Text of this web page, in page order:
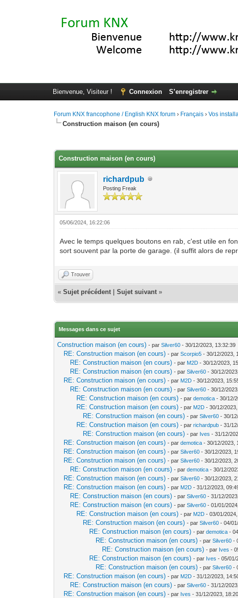
Bienvenue, Visiteur ! Connexion S’enregistrer
Forum KNX francophone / English KNX forum › Français ›Vos
Construction maison (en cours)
Construction maison (en cours)
richardpub
Posting Freak
05/06/2024, 16:22:06
Avec le temps quelques boutons en rab, c'est utile en
sort souvent par la porte de garage. (il suffit alors de
Trouver
«Sujet précédent |Sujet suivant »
Messages dans ce sujet
Construction maison (en cours) - parSilver60 - 30/12/2023, 13:32:39
RE: Construction maison (en cours) - parScorpio5 - 30/12/2023,
RE: Construction maison (en cours) - par M2D - 30/12/2023,
RE: Construction maison (en cours) - parSilver60 - 30/12/
RE: Construction maison (en cours) - par M2D - 30/12/2023,
RE: Construction maison (en cours) - parSilver60 - 30/12/
RE: Construction maison (en cours) - pardemotica - 30/12/
RE: Construction maison (en cours) - par M2D - 30/12/
RE: Construction maison (en cours) - parSilver60 - 30/
RE: Construction maison (en cours) - parrichardpub - 31/
RE: Construction maison (en cours) - par Ives - 31/12/
RE: Construction maison (en cours) - pardemotica - 30/12/2023,
RE: Construction maison (en cours) - parSilver60 - 30/12/2023,
RE: Construction maison (en cours) - parSilver60 - 30/12/2023,
RE: Construction maison (en cours) - pardemotica - 30/12/
RE: Construction maison (en cours) - parSilver60 - 30/12/2023,
RE: Construction maison (en cours) - par M2D - 31/12/2023,
RE: Construction maison (en cours) - parSilver60 - 31/12/
RE: Construction maison (en cours) - parSilver60 - 01/01/
RE: Construction maison (en cours) - par M2D - 03/01/
RE: Construction maison (en cours) - parSilver60 - 04/
RE: Construction maison (en cours) - pardemotica -
RE: Construction maison (en cours) - parSilver60 -
RE: Construction maison (en cours) - par Ives -
RE: Construction maison (en cours) - par Ives - 05/01/
RE: Construction maison (en cours) - parSilver60 -
RE: Construction maison (en cours) - par M2D - 31/12/2023,
RE: Construction maison (en cours) - parSilver60 - 31/12/
RE: Construction maison (en cours) - par Ives - 31/12/2023,